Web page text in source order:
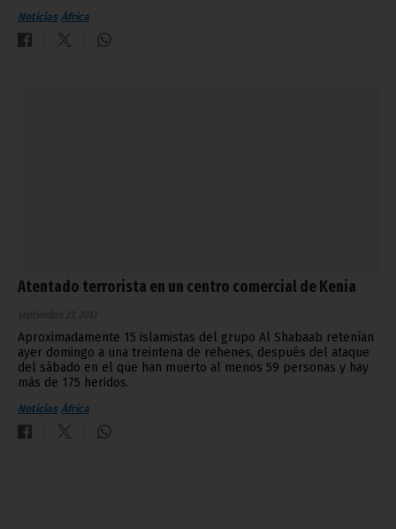
Noticias África
Atentado terrorista en un centro comercial de Kenia
septiembre 23, 2013
Aproximadamente 15 islamistas del grupo Al Shabaab retenían
ayer domingo a una treintena de rehenes, después del ataque
del sábado en el que han muerto al menos 59 personas y hay
más de 175 heridos.
Noticias África